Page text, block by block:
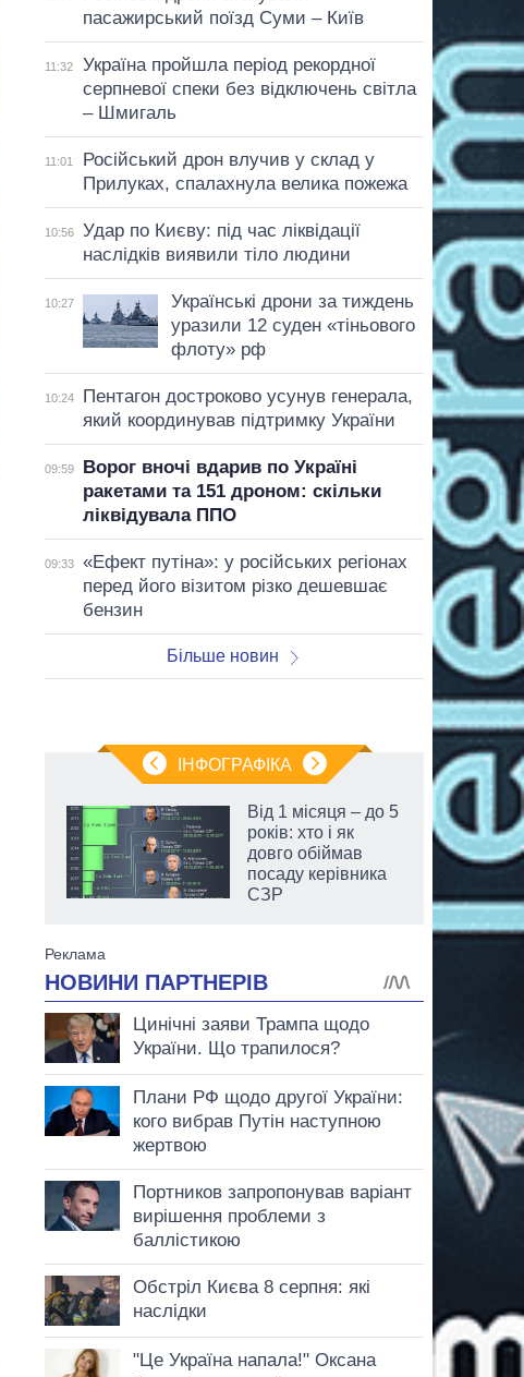
пасажирський поїзд Суми – Київ
11:32
Україна пройшла період рекордної
серпневої спеки без відключень світла
– Шмигаль
11:01
Російський дрон влучив у склад у
Прилуках, спалахнула велика пожежа
10:56
Удар по Києву: під час ліквідації
наслідків виявили тіло людини
10:27
Українські дрони за тиждень
уразили 12 суден «тіньового
флоту» рф
10:24
Пентагон достроково усунув генерала,
який координував підтримку України
09:59
Ворог вночі вдарив по Україні
ракетами та 151 дроном: скільки
ліквідувала ППО
09:33
«Ефект путіна»: у російських регіонах
перед його візитом різко дешевшає
бензин
Більше новин
ІНФОГРАФІКА
Від 1 місяця – до 5
років: хто і як
довго обіймав
посаду керівника
СЗР